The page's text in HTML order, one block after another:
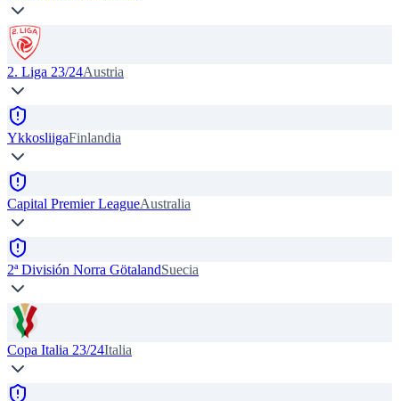
2. Liga 23/24Austria
YkkosliigaFinlandia
Capital Premier LeagueAustralia
2ª División Norra GötalandSuecia
Copa Italia 23/24Italia